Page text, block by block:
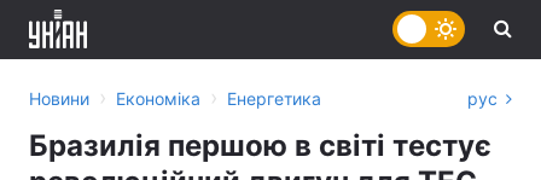
Новини › Економіка › Енергетика рус
Бразилія першою в світі тестує